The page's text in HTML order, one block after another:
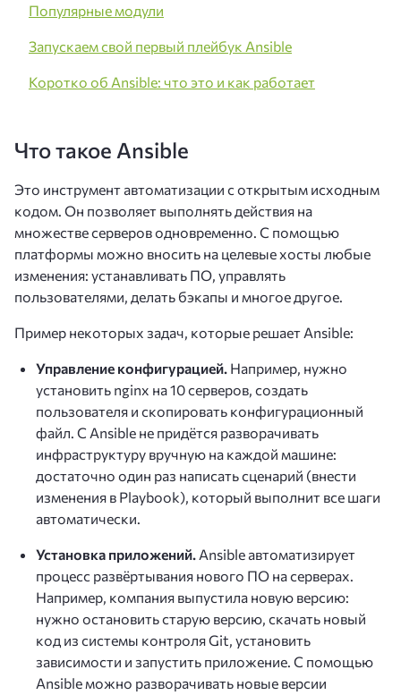
Популярные модули
Запускаем свой первый плейбук Ansible
Коротко об Ansible: что это и как работает
Что такое Ansible
Это инструмент автоматизации с открытым исходным
кодом. Он позволяет выполнять действия на
множестве серверов одновременно. С помощью
платформы можно вносить на целевые хосты любые
изменения: устанавливать ПО, управлять
пользователями, делать бэкапы и многое другое.
Пример некоторых задач, которые решает Ansible:
Управление конфигурацией. Например, нужно
установить nginx на 10 серверов, создать
пользователя и скопировать конфигурационный
файл. С Ansible не придётся разворачивать
инфраструктуру вручную на каждой машине:
достаточно один раз написать сценарий (внести
изменения в Playbook), который выполнит все шаги
автоматически.
Установка приложений. Ansible автоматизирует
процесс развёртывания нового ПО на серверах.
Например, компания выпустила новую версию:
нужно остановить старую версию, скачать новый
код из системы контроля Git, установить
зависимости и запустить приложение. С помощью
Ansible можно разворачивать новые версии